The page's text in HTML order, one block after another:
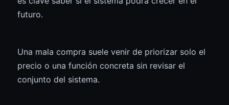
futuro.
Una mala compra suele venir de priorizar solo el
precio o una función concreta sin revisar el
conjunto del sistema.